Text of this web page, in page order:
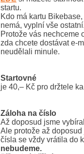
startu.
Kdo má kartu
nemá, vyplní vše
Protože vás nechceme
zda chcete dostávat e-
neudělali minule.
Startovné
je 40,– Kč pro držtele
Záloha na číslo
Až doposud jsme
Ale protože až
čísla se vždy vrátila do
nebudeme.